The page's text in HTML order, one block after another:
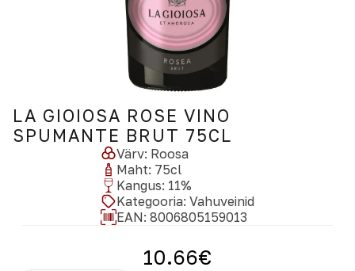
LA GIOIOSA ROSE VINO
SPUMANTE BRUT 75CL
Värv: Roosa
Maht: 75cl
Kangus: 11%
Kategooria: Vahuveinid
EAN: 8006805159013
10.66€